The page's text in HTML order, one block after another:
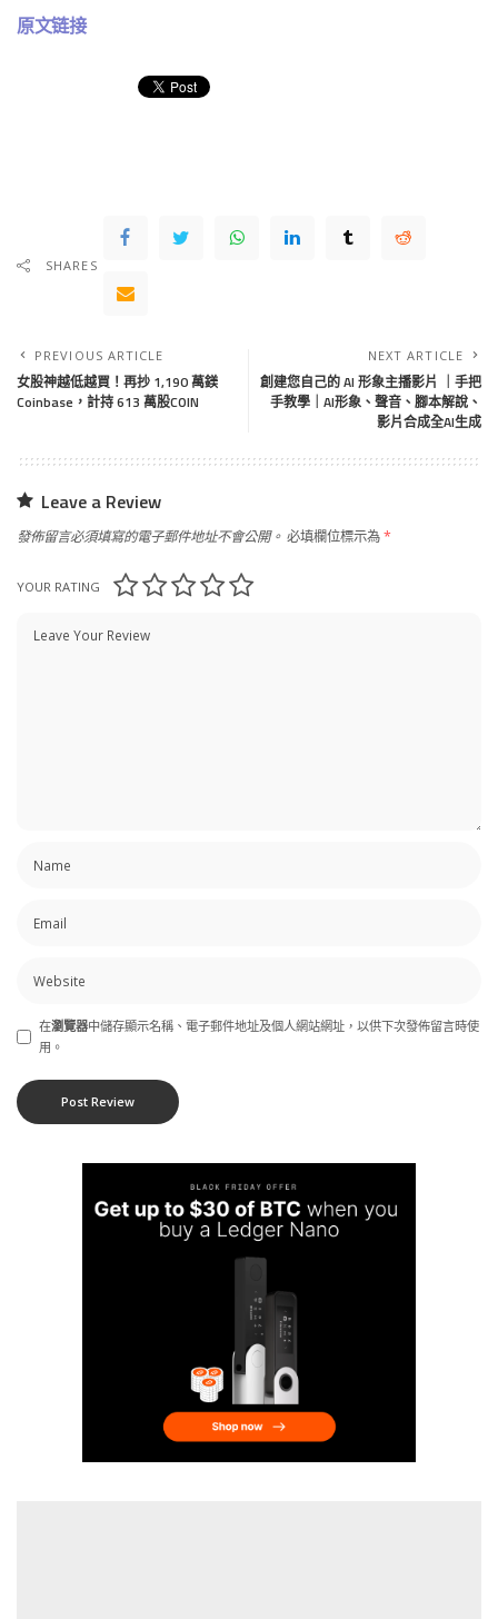
原文链接
SHARES
PREVIOUS ARTICLE
女股神越低越買！再抄 1,190 萬鎂
Coinbase，計持 613 萬股COIN
NEXT ARTICLE
創建您自己的 AI 形象主播影片 ｜手把
手教學｜AI形象、聲音、腳本解說、
影片合成全AI生成
Leave a Review
發佈留言必須填寫的電子郵件地址不會公開。 必填欄位標示為*
YOUR RATING
在瀏覽器中儲存顯示名稱、電子郵件地址及個人網站網址，以供下次發佈留言時使
用。